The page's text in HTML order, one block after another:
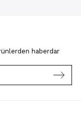
haberdar